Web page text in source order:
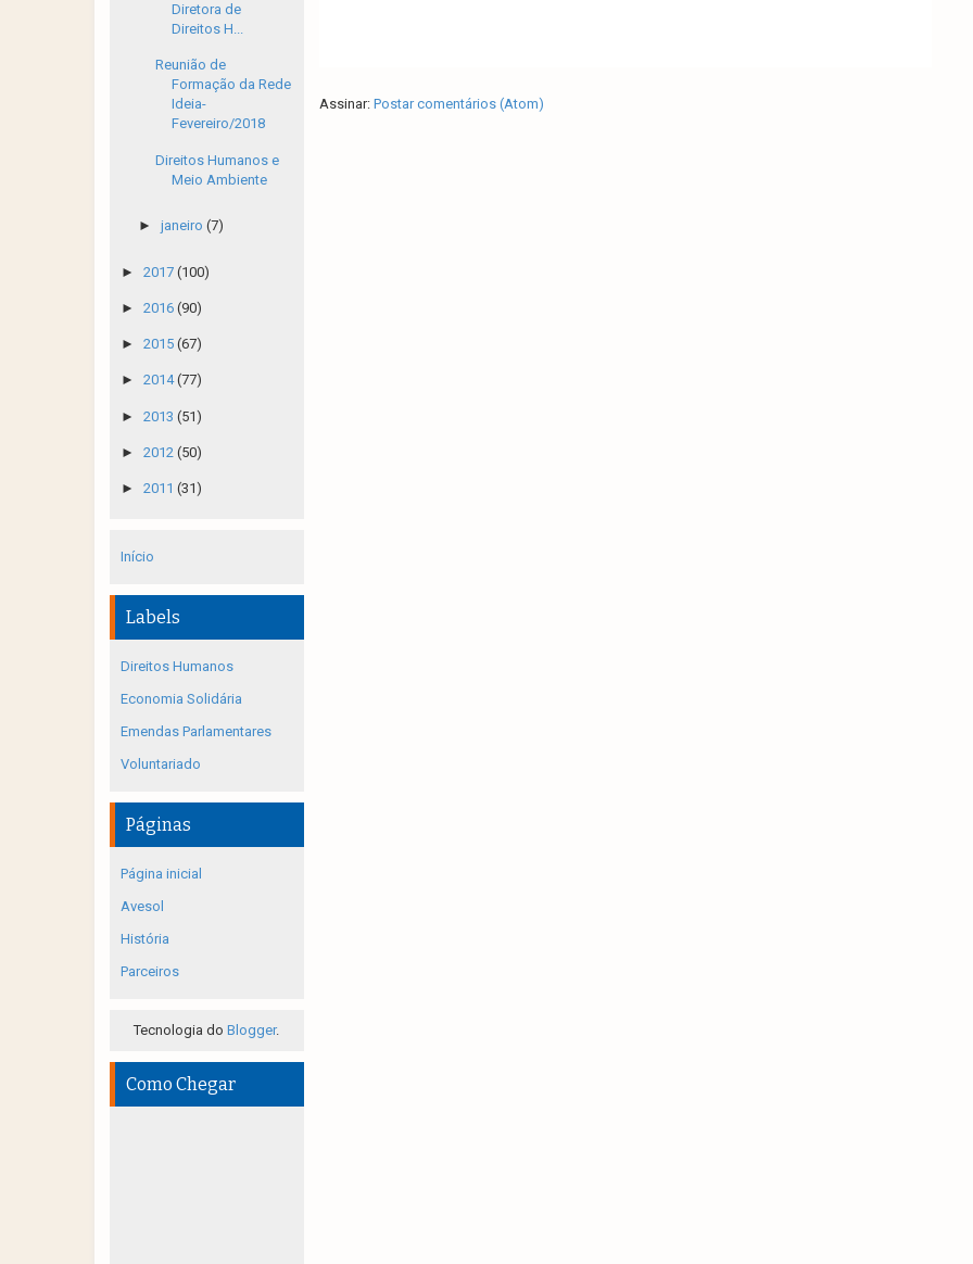
Assinar: Postar comentários (Atom)
Diretora de
Direitos H...
Reunião de
Formação da Rede
Ideia-
Fevereiro/2018
Direitos Humanos e
Meio Ambiente
► janeiro (7)
► 2017 (100)
► 2016 (90)
► 2015 (67)
► 2014(77)
► 2013 (51)
► 2012 (50)
► 2011 (31)
Início
Labels
Direitos Humanos
Economia Solidária
Emendas Parlamentares
Voluntariado
Páginas
Página inicial
Avesol
História
Parceiros
Tecnologia doBlogger.
Como Chegar